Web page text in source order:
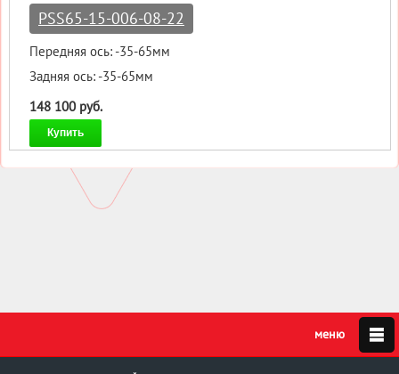
PSS65-15-006-08-22
Передняя ось: -35-65мм
Задняя ось: -35-65мм
148 100 руб.
Купить